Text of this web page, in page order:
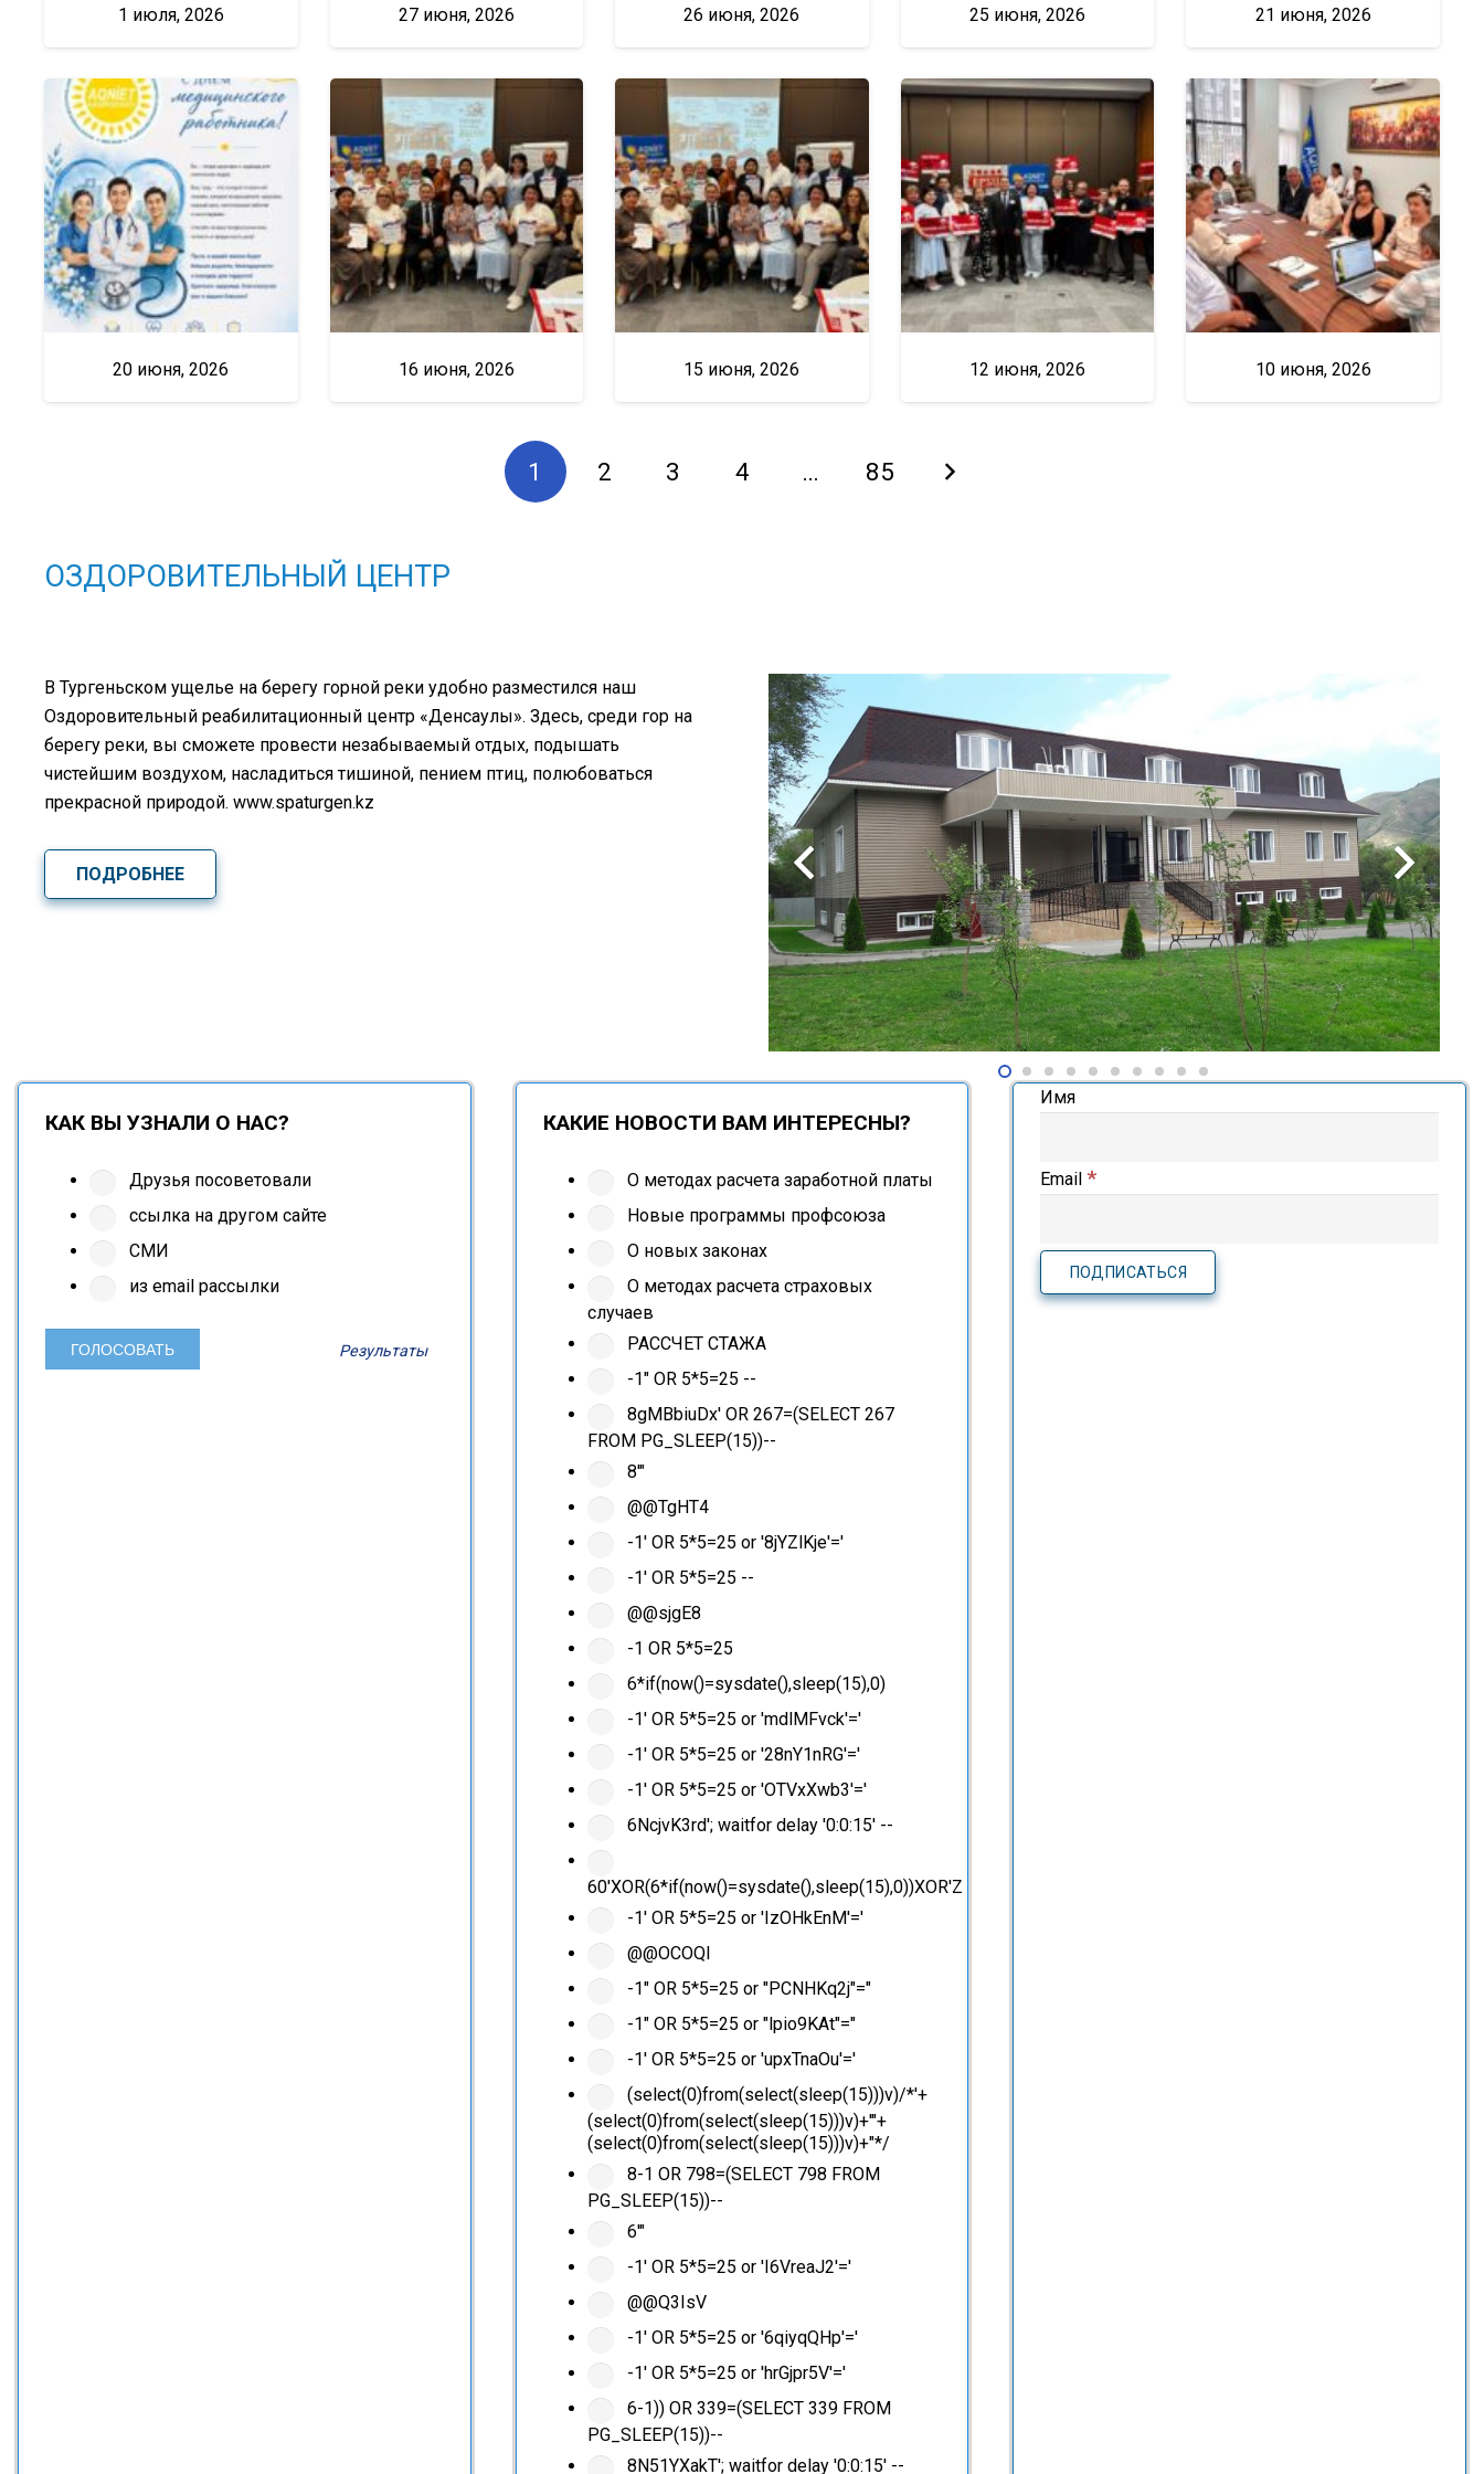
1 июля, 2026 27 июня, 2026 26 июня, 2026 25 июня, 2026 21 июня, 2026
20 июня, 2026 16 июня, 2026 15 июня, 2026 12 июня, 2026 10 июня, 2026
1 2 3 4 … 85
ОЗДОРОВИТЕЛЬНЫЙ ЦЕНТР
В Тургеньском ущелье на берегу горной реки удобно разместился наш
Оздоровительный реабилитационный центр «Денсаулық». Здесь, среди гор на
берегу реки, вы сможете провести незабываемый отдых, подышать
чистейшим воздухом, насладиться тишиной, пением птиц, полюбоваться
прекрасной природой. www.spaturgen.kz
ПОДРОБНЕЕ
КАК ВЫ УЗНАЛИ О НАС?
Друзья посоветовали
ссылка на другом сайте
СМИ
из email рассылки
Результаты
КАКИЕ НОВОСТИ ВАМ ИНТЕРЕСНЫ?
О методах расчета заработной платы
Новые программы профсоюза
О новых законах
О методах расчета страховых
случаев
РАССЧЕТ СТАЖА
-1" OR 5*5=25 --
8gMBbiuDx' OR 267=(SELECT 267
FROM PG_SLEEP(15))--
8'"
@@TgHT4
-1' OR 5*5=25 or '8jYZlKje'='
-1' OR 5*5=25 --
@@sjgE8
-1 OR 5*5=25
6*if(now()=sysdate(),sleep(15),0)
-1' OR 5*5=25 or 'mdlMFvck'='
-1' OR 5*5=25 or '28nY1nRG'='
-1' OR 5*5=25 or 'OTVxXwb3'='
6NcjvK3rd'; waitfor delay '0:0:15' --
60'XOR(6*if(now()=sysdate(),sleep(15),0))XOR'Z
-1' OR 5*5=25 or 'IzOHkEnM'='
@@OCOQl
-1" OR 5*5=25 or "PCNHKq2j"="
-1" OR 5*5=25 or "lpio9KAt"="
-1' OR 5*5=25 or 'upxTnaOu'='
(select(0)from(select(sleep(15)))v)/*'+
(select(0)from(select(sleep(15)))v)+'"+
(select(0)from(select(sleep(15)))v)+"*/
8-1 OR 798=(SELECT 798 FROM
PG_SLEEP(15))--
6'"
-1' OR 5*5=25 or 'I6VreaJ2'='
@@Q3IsV
-1' OR 5*5=25 or '6qiyqQHp'='
-1' OR 5*5=25 or 'hrGjpr5V'='
6-1)) OR 339=(SELECT 339 FROM
PG_SLEEP(15))--
8N51YXakT'; waitfor delay '0:0:15' --
Имя
Email*